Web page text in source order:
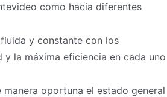
como hacia diferentes
y constante con los
la máxima eficiencia en cada uno
oportuna el estado general